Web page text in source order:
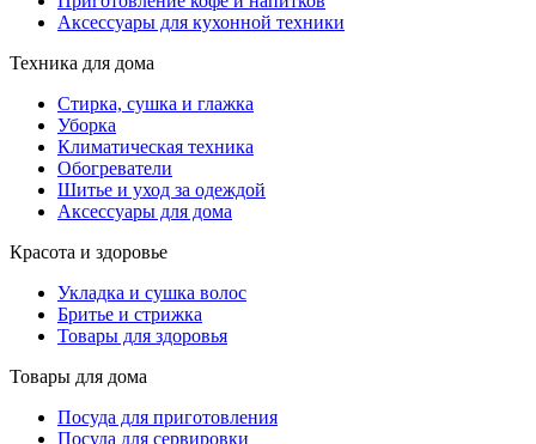
Аксессуары для кухонной техники
Техника для дома
Стирка, сушка и глажка
Уборка
Климатическая техника
Обогреватели
Шитье и уход за одеждой
Аксессуары для дома
Красота и здоровье
Укладка и сушка волос
Бритье и стрижка
Товары для здоровья
Товары для дома
Посуда для приготовления
Посуда для сервировки